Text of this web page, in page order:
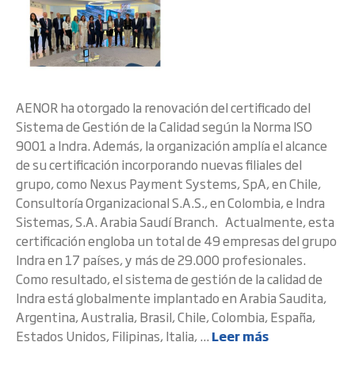
AENOR ha otorgado la renovación del certificado del
Sistema de Gestión de la Calidad según la Norma ISO
9001 a Indra. Además, la organización amplía el alcance
de su certificación incorporando nuevas filiales del
grupo, como Nexus Payment Systems, SpA, en Chile,
Consultoría Organizacional S.A.S., en Colombia, e Indra
Sistemas, S.A. Arabia Saudí Branch. Actualmente, esta
certificación engloba un total de 49 empresas del grupo
Indra en 17 países, y más de 29.000 profesionales.
Como resultado, el sistema de gestión de la calidad de
Indra está globalmente implantado en Arabia Saudita,
Argentina, Australia, Brasil, Chile, Colombia, España,
Estados Unidos, Filipinas, Italia, ... Leer más